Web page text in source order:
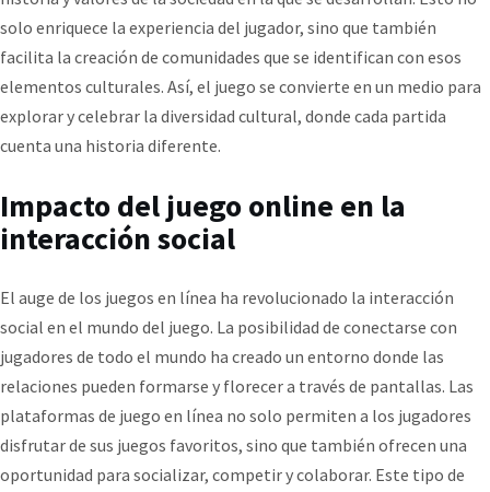
solo enriquece la experiencia del jugador, sino que también
facilita la creación de comunidades que se identifican con esos
elementos culturales. Así, el juego se convierte en un medio para
explorar y celebrar la diversidad cultural, donde cada partida
cuenta una historia diferente.
Impacto del juego online en la
interacción social
El auge de los juegos en línea ha revolucionado la interacción
social en el mundo del juego. La posibilidad de conectarse con
jugadores de todo el mundo ha creado un entorno donde las
relaciones pueden formarse y florecer a través de pantallas. Las
plataformas de juego en línea no solo permiten a los jugadores
disfrutar de sus juegos favoritos, sino que también ofrecen una
oportunidad para socializar, competir y colaborar. Este tipo de